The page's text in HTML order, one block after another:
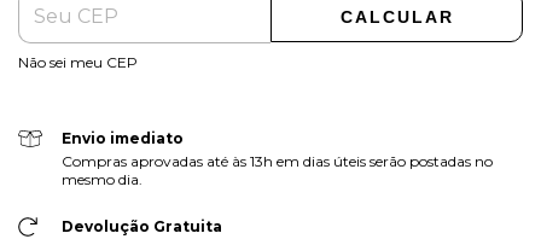
CALCULAR
Não sei meu CEP
Envio imediato
Compras aprovadas até às 13h em dias úteis serão postadas no
mesmo dia.
Devolução Gratuita